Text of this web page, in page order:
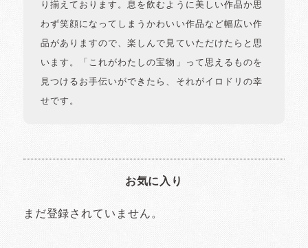
り揃えております。息を飲むように美しい作品か思
わず笑顔になってしまうかわいい作品など幅広い作
品がありますので、楽しんで見ていただけたらと思
います。「これがわたしの宝物」って思えるものを
見つけるお手伝いができたら、それがイロドリの幸
せです。
お気に入り
まだ登録されていません。